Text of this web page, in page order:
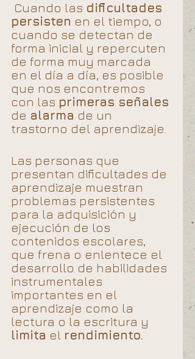
Cuando las dificultades
persisten en el tiempo, o
cuando se detectan de
forma inicial y repercuten
de forma muy marcada
en el día a día, es posible
que nos encontremos
con las primeras señales
de alarma de un
trastorno del aprendizaje.
Las personas que
presentan dificultades de
aprendizaje muestran
problemas persistentes
para la adquisición y
ejecución de los
contenidos escolares,
que frena o enlentece el
desarrollo de habilidades
instrumentales
importantes en el
aprendizaje como la
lectura o la escritura y
limita el rendimiento.